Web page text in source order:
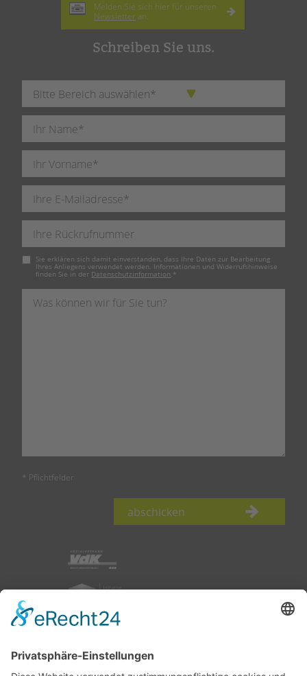
Melden Sie sich hier für unseren
Newsletter an.
Schreiben Sie uns.
Pflichtfeld
Sie erklären sich damit einverstanden, dass Ihre Daten zur Bearbeitung
Ihres Anliegens verwendet werden. Informationen und Widerrufshinweise
finden Sie in der Datenschutzinformation. *
* Pflichtfelder
abschicken